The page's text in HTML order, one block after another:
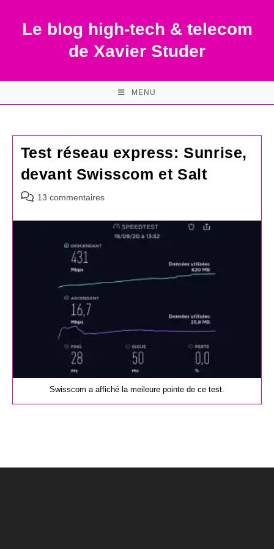
contentLe blog high-tech & telecom
de Xavier Studer
MENU
Test réseau express: Sunrise,
devant Swisscom et Salt
Commentaires
la
13 commentaires
Swisscom a affiché la meileure pointe de ce test.